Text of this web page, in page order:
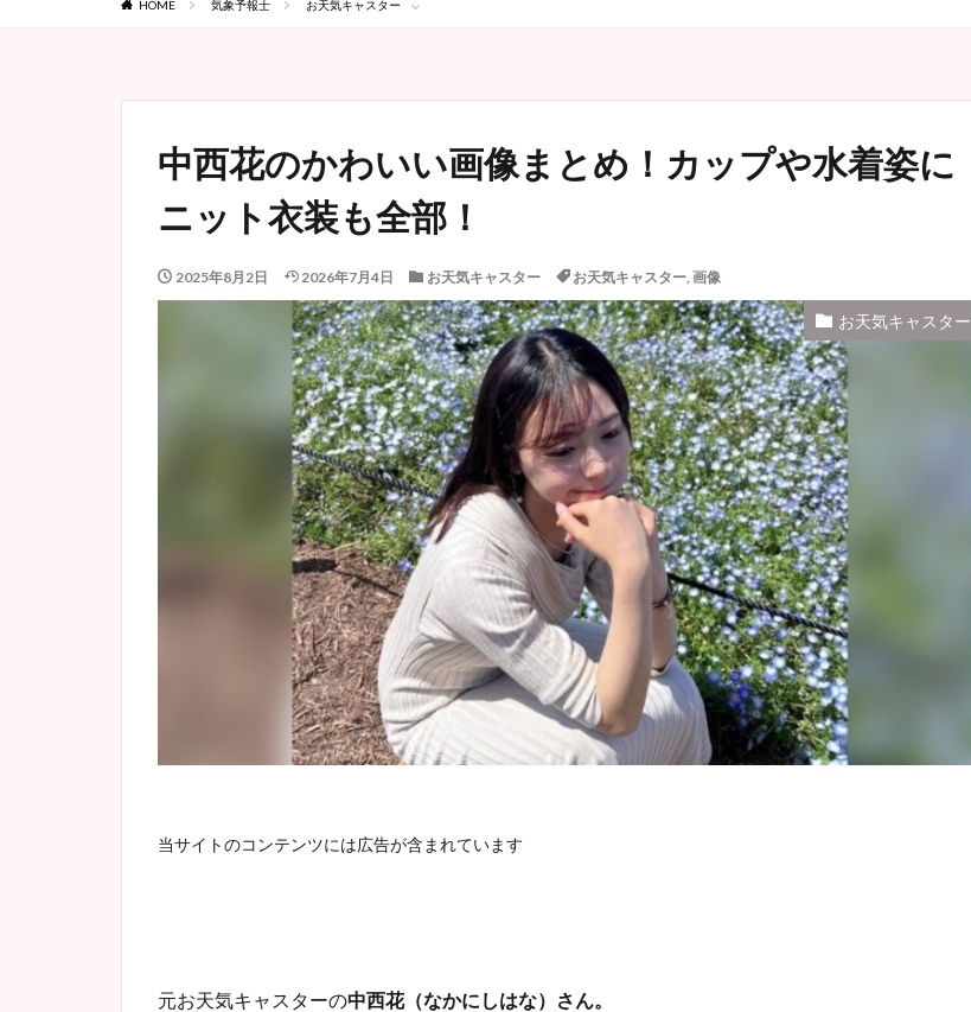
HOME 気象予報士 お天気キャスター
中西花のかわいい画像まとめ！カップや水着姿に
ニット衣装も全部！
2025年8月2日 2026年7月4日 お天気キャスター お天気キャスター, 画像
お天気キャスター
当サイトのコンテンツには広告が含まれています
元お天気キャスターの中西花（なかにしはな）さん。